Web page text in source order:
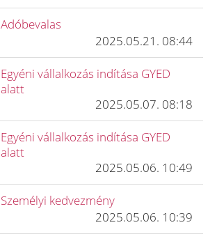
Adóbevalas
2025.05.21. 08:44
Egyéni vállalkozás indítása GYED
alatt
2025.05.07. 08:18
Egyéni vállalkozás indítása GYED
alatt
2025.05.06. 10:49
Személyi kedvezmény
2025.05.06. 10:39